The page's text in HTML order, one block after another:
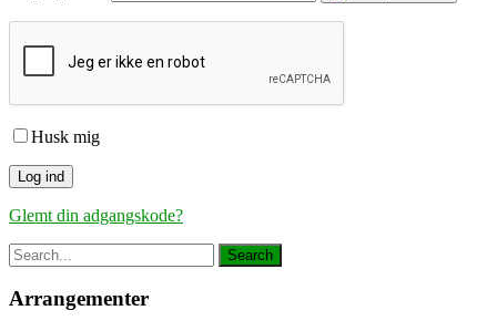
Husk mig
Glemt din adgangskode?
Arrangementer